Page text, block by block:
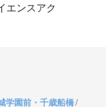
エンスアク
学園前・千歳船橋/